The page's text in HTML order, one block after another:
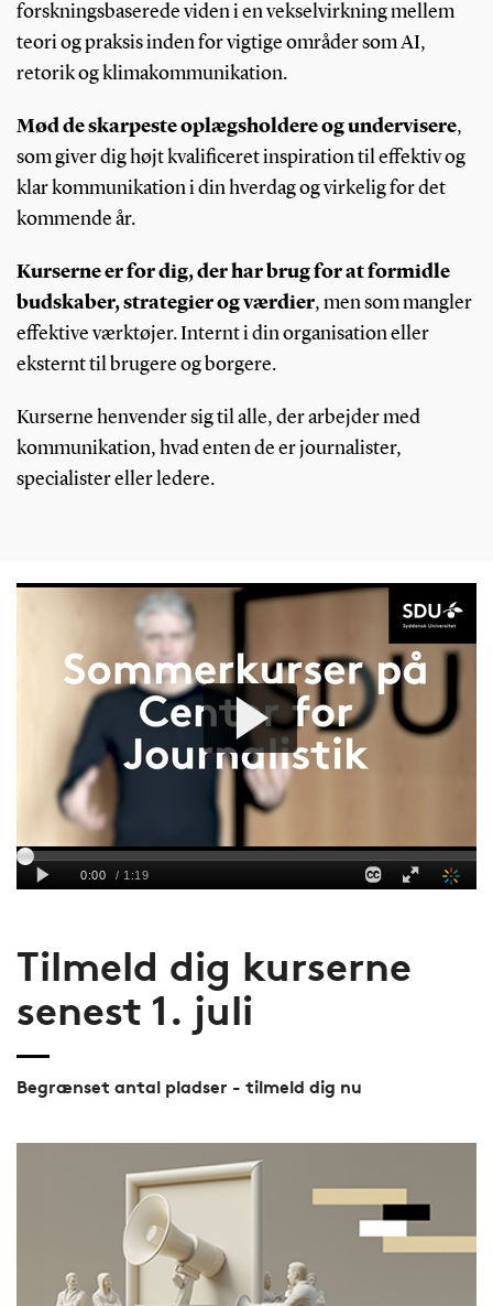
forskningsbaserede viden i en vekselvirkning mellem
teori og praksis inden for vigtige områder som AI,
retorik og klimakommunikation.
Mød de skarpeste oplægsholdere og undervisere,
som giver dig højt kvalificeret inspiration til effektiv og
klar kommunikation i din hverdag og virkelig for det
kommende år.
Kurserne er for dig, der har brug for at formidle
budskaber, strategier og værdier, men som mangler
effektive værktøjer. Internt i din organisation eller
eksternt til brugere og borgere.
Kurserne henvender sig til alle, der arbejder med
kommunikation, hvad enten de er journalister,
specialister eller ledere.
Tilmeld dig kurserne
senest 1. juli
Begrænset antal pladser - tilmeld dig nu